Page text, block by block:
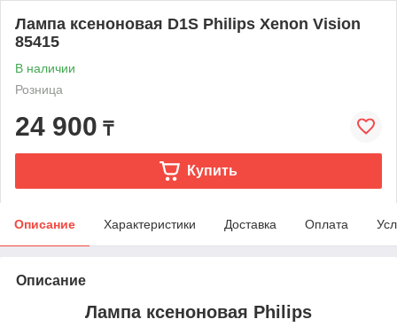
Лампа ксеноновая D1S Philips Xenon Vision
85415
В наличии
Розница
24 900 ₸
Купить
Описание Характеристики Доставка Оплата
Описание
Лампа ксеноновая Philips